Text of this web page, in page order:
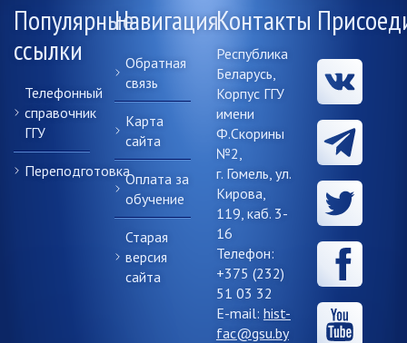
Популярные
ссылки
Телефонный
справочник
ГГУ
Переподготовка
Навигация
Обратная
связь
Карта
сайта
Оплата за
обучение
Старая
версия
сайта
Контакты
Республика
Беларусь,
Корпус ГГУ
имени
Ф.Скорины
№2,
г. Гомель, ул.
Кирова,
119, каб. 3-
16
Телефон:
+375 (232)
51 03 32
E-mail: hist-
fac@gsu.by